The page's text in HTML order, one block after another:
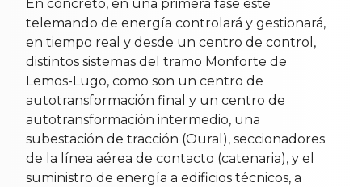
En concreto, en una primera fase este
telemando de energía controlará y gestionará,
en tiempo real y desde un centro de control,
distintos sistemas del tramo Monforte de
Lemos-Lugo, como son un centro de
autotransformación final y un centro de
autotransformación intermedio, una
subestación de tracción (Oural), seccionadores
de la línea aérea de contacto (catenaria), y el
suministro de energía a edificios técnicos, a